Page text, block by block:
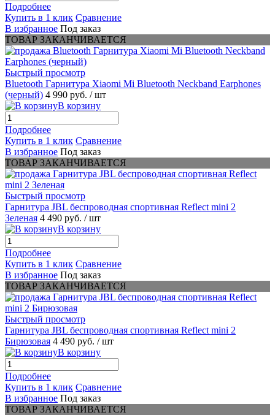
Подробнее
Купить в 1 клик Сравнение
В избранное Под заказ
ТОВАР ЗАКАНЧИВАЕТСЯ
Быстрый просмотр
Bluetooth Гарнитура Xiaomi Mi Bluetooth Neckband Earphones
(черный) 4 990 руб. / шт
В корзину
Подробнее
Купить в 1 клик Сравнение
В избранное Под заказ
ТОВАР ЗАКАНЧИВАЕТСЯ
Быстрый просмотр
Гарнитура JBL беспроводная спортивная Reflect mini 2
Зеленая 4 490 руб. / шт
В корзину
Подробнее
Купить в 1 клик Сравнение
В избранное Под заказ
ТОВАР ЗАКАНЧИВАЕТСЯ
Быстрый просмотр
Гарнитура JBL беспроводная спортивная Reflect mini 2
Бирюзовая 4 490 руб. / шт
В корзину
Подробнее
Купить в 1 клик Сравнение
В избранное Под заказ
ТОВАР ЗАКАНЧИВАЕТСЯ